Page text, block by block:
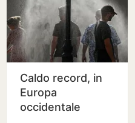
Caldo record, in
Europa
occidentale